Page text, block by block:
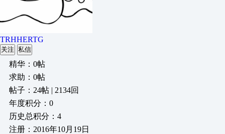
TRHHERTG
关注 私信
精华：0帖
求助：0帖
帖子：24帖 | 2134回
年度积分：0
历史总积分：4
注册：2016年10月19日